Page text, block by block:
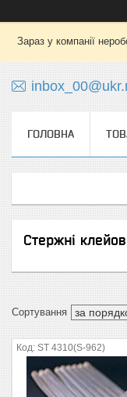
Зараз у компанії
ГОЛОВНА
Стержні
ST 4310(S-962)